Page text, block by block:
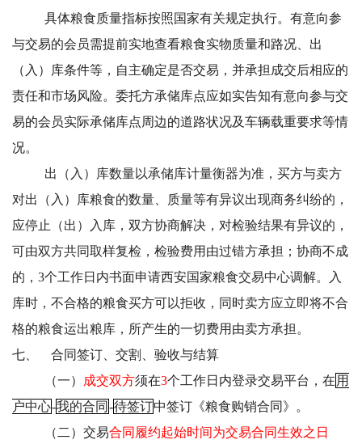
具体粮食质量指标按照国家有关规定执行。有意向参
与交易的会员需提前实地查看粮食实物质量和路况、出
（入）库条件等，自主确定是否交易，并承担成交后相应的
责任和市场风险。委托方承储库点应如实告知有意向参与交
易的会员实际承储库点周边的道路状况及车辆载重要求等情
况。
出（入）库数量以承储库计量衡器为准，买方与卖方
对出（入）库粮食的数量、质量等有异议出现商务纠纷的，
应停止（出）入库，双方协商解决，对检验结果有异议的，
可由双方共同取样复检，检验费用由过错方承担；协商不成
的，3个工作日内书面申请西安国家粮食交易中心调解。入
库时，不合格的粮食买方可以拒收，同时卖方应立即将不合
格的粮食运出粮库，所产生的一切费用由卖方承担。
七、
合同签订、交割、验收与结算
（一）
成交双方须在3个工作日内登录交易平台，在 用
户中心-我的合同 -待签订中签订《粮食购销合同》。
（二）交易合同履约起始时间为交易合同生效之日